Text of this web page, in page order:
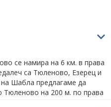
се намира на 6 км. в права
са Тюленово, Езерец и
Шабла предлагаме да
Тюленово на 200 м. по права